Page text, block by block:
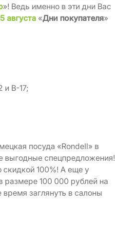
»! Ведь именно в эти дни Вас
августа «Дни покупателя»
и В-17;
посуда «Rondell» в
выгодные спецпредложения!
скидкой 100%! А еще у
размере 100 000 рублей на
заглянуть в салоны